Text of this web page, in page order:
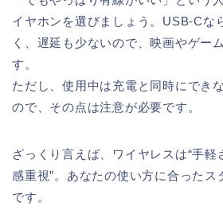
イヤホンを選びましょう。USB-Cな
く、遅延も少ないので、映画やゲー
す。
ただし、使用中は充電と同時にでき
ので、その点は注意が必要です。
ざっくり言えば、ワイヤレスは“手軽
感重視”。あなたの使い方に合った
です。